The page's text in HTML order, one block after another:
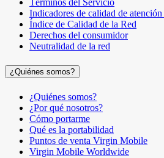
Indicadores de calidad de
Índice de Calidad de la Red
Derechos del consumidor
Neutralidad de la red
¿Quiénes somos?
¿Quiénes somos?
¿Por qué nosotros?
Cómo portarme
Qué es la portabilidad
Puntos de venta Virgin Mobile
Virgin Mobile Worldwide